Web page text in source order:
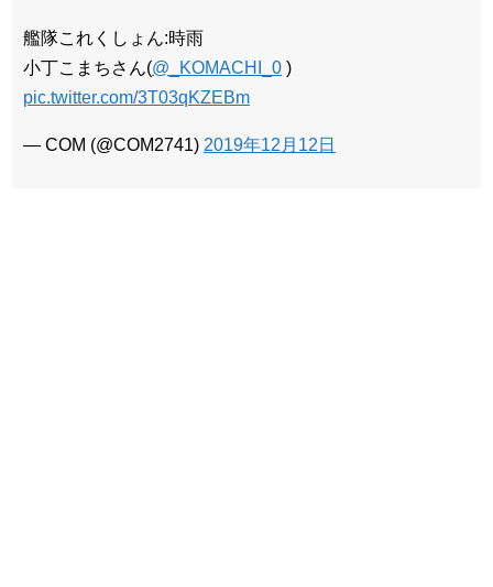
艦隊これくしょん:時雨
小丁こまちさん(@_KOMACHI_0 )
pic.twitter.com/3T03qKZEBm
— COM (@COM2741) 2019年12月12日